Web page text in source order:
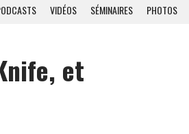
VIDÉOS SÉMINAIRES PHOTOS
et